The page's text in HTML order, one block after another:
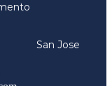
San Jose